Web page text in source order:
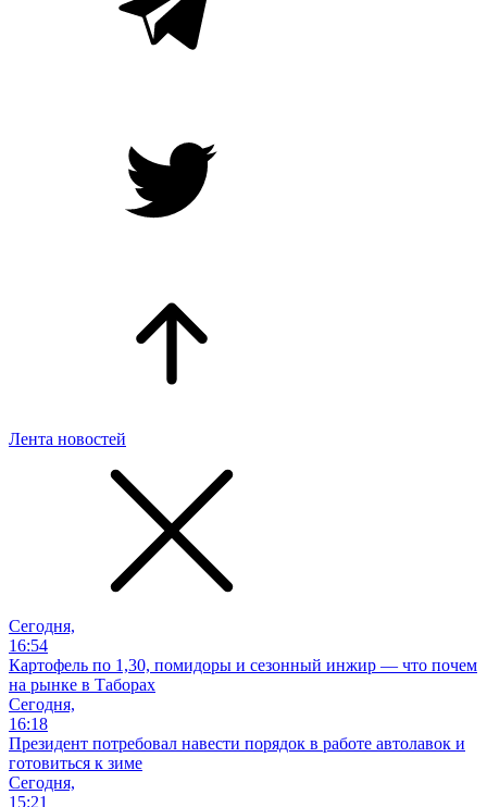
Лента новостей
Сегодня,
16:54
Картофель по 1,30, помидоры и сезонный инжир — что почем
на рынке в Таборах
Сегодня,
16:18
Президент потребовал навести порядок в работе автолавок и
готовиться к зиме
Сегодня,
15:21